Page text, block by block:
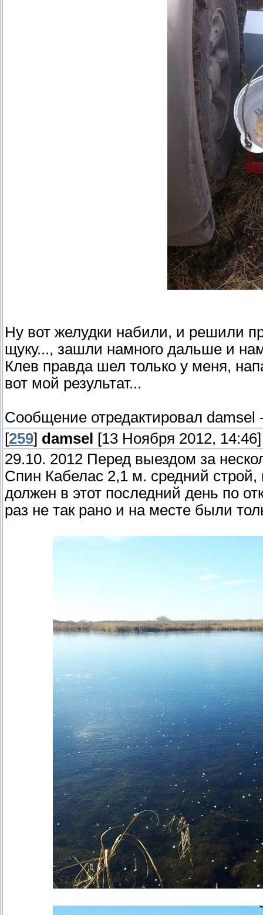
Ну вот желудки набили, и решили
щуку..., зашли намного дальше и
Клев правда шел только у меня,
вот мой результат...
Сообщение отредактировал damsel
[259] damsel
[13 Ноября 2012, 14:46]
29.10. 2012 Перед выездом за
Спин Кабелас 2,1 м. средний строй,
должен в этот последний день по
раз не так рано и на месте были